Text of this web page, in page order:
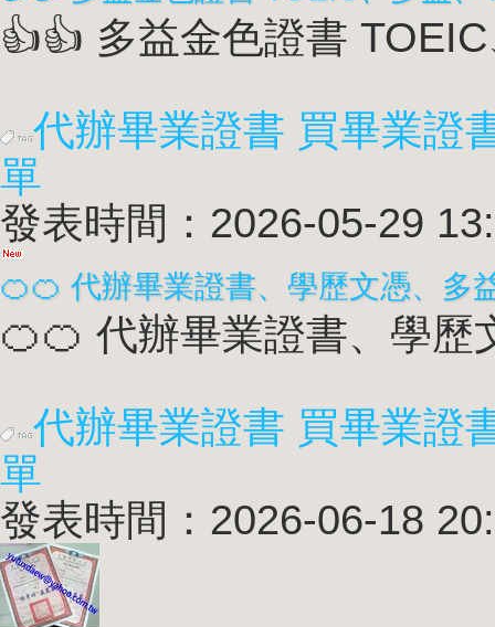
👍👍 多益金色證書
代辦畢業證書 買畢業證
單
發表時間：2026-05-29
🍊🍊 代辦畢業證書、學歷文憑、多
🍊🍊 代辦畢業證書、學歷
代辦畢業證書 買畢業證
單
發表時間：2026-06-18